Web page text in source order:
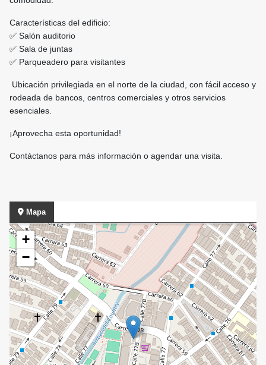
Características del edificio:
✅ Salón auditorio
✅ Sala de juntas
✅ Parqueadero para visitantes
Ubicación privilegiada en el norte de la ciudad, con fácil acceso y
rodeada de bancos, centros comerciales y otros servicios
esenciales.
¡Aprovecha esta oportunidad!
Contáctanos para más información o agendar una visita.
Mapa
+
−